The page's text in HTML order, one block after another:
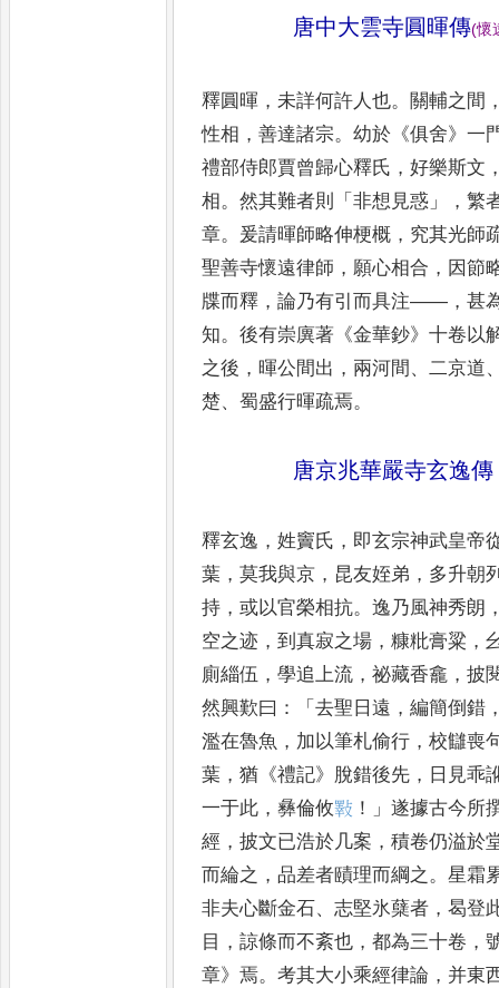
唐中大雲寺圓暉傳(懷
釋圓暉 ， 未詳何許人也。 關輔之間
性相 ，善達諸宗。幼於 《俱舍》一
禮部侍郎賈曾歸心釋氏 ，好樂斯文
相。然其難者則 「非想 見惑 」，繁
章。 爰請暉師略伸梗概 ， 究其光師
聖善寺懷遠律師 ， 願心相合 ， 因節
牒而釋 ，論乃有引而具注——，甚
知。後有崇廙著 《金華鈔》十卷以
之後 ， 暉公間出 ， 兩河間 、 二京道
楚、蜀盛行暉疏焉。
唐京兆華嚴寺玄逸傳
釋玄逸 ，姓竇氏 ， 即玄宗神武皇帝
葉 ，莫我與京 ， 昆友姪弟 ， 多升朝
持 ，或以官榮相抗。逸乃風神秀朗
空之迹 ，到真寂之場 ，糠粃膏粱 ，
廁緇伍 ，學追上流 ，祕藏香龕 ，披
然興歎曰 ： 「去聖日遠 ，編簡倒錯
濫在魯魚 ， 加以筆札偷行 ，校讎喪
葉 ，猶 《禮記》 脫錯後先 ， 日見乖
一于此 ，彝倫攸𣀇 ！」遂據古今所
經 ，披文已浩於几案 ，積卷仍溢於
而綸之 ，品差者賾理而綱之。星霜
非夫心斷金石、志堅氷蘖者 ，曷登
目 ，諒條而不紊也 ，都為三十卷 ，
章》焉。考其大小乘經律論 ， 并東